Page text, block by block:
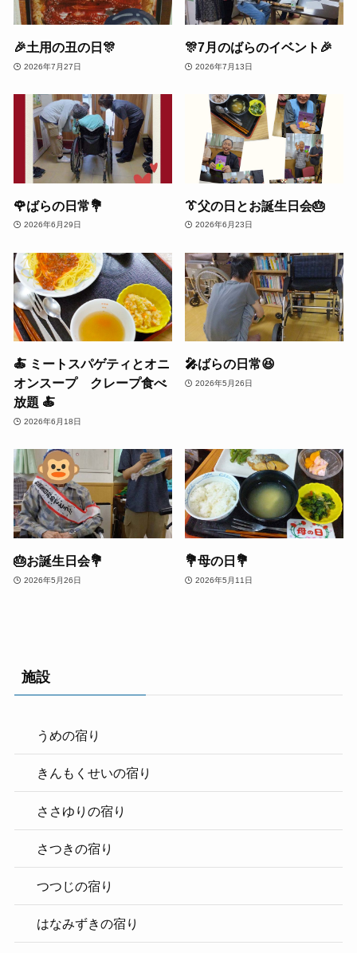
🎉土用の丑の日🎊
2026年7月27日
🎊7月のばらのイベント🎉
2026年7月13日
🌹ばらの日常💐
2026年6月29日
👔父の日とお誕生日会🎂
2026年6月23日
🍝 ミートスパゲティとオニ
オンスープ クレープ食べ
放題 🍝
2026年6月18日
🎤ばらの日常😆
2026年5月26日
🎂お誕生日会💐
2026年5月26日
💐母の日💐
2026年5月11日
施設
うめの宿り
きんもくせいの宿り
ささゆりの宿り
さつきの宿り
つつじの宿り
はなみずきの宿り